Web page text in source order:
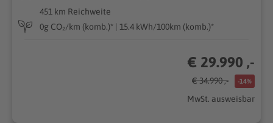
451 km Reichweite
0g CO₂/km (komb.)* | 15.4 kWh/100km (komb.)*
€ 29.990 ,-
€ 34.990 ,- -14%
MwSt. ausweisbar